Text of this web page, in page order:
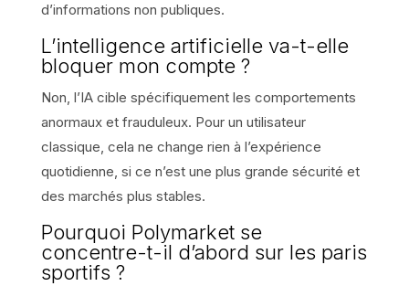
d’informations non publiques.
L’intelligence artificielle va-t-elle
bloquer mon compte ?
Non, l’IA cible spécifiquement les comportements
anormaux et frauduleux. Pour un utilisateur
classique, cela ne change rien à l’expérience
quotidienne, si ce n’est une plus grande sécurité et
des marchés plus stables.
Pourquoi Polymarket se
concentre-t-il d’abord sur les paris
sportifs ?